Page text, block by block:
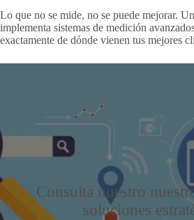
Lo que no se mide, no se puede mejorar.
implementa sistemas de medición
exactamente de dónde vienen tus mejores
Consulta nuestro
soluciones